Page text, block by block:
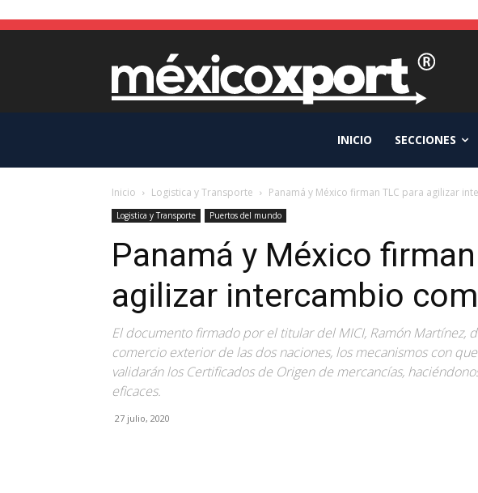
INICIO SECCIONES
Inicio Logistica y Transporte Panamá y México firman TLC para agilizar
Logistica y Transporte Puertos del mundo
Panamá y México
agilizar intercambio
El documento firmado por el titular del MICI, Ramón Martínez,
comercio exterior de las dos naciones, los mecanismos con
validarán los Certificados de Origen de mercancías,
eficaces.
27 julio, 2020